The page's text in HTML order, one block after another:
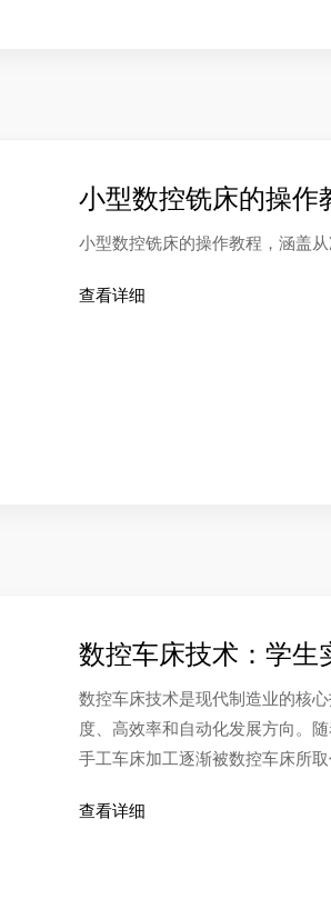
小型数控铣床的操作
小型数控铣床的操作教程，涵盖
查看详细
数控车床技术：学生
数控车床技术是现代制造业的核
度、高效率和自动化发展方向。
手工车床加工逐渐被数控车床所
查看详细